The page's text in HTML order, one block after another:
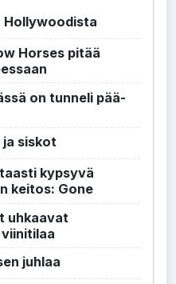
Hollywoodista
Horses pitää
on tunneli pää-
siskot
kypsyvä
keitos: Gone
uhkaavat
juhlaa